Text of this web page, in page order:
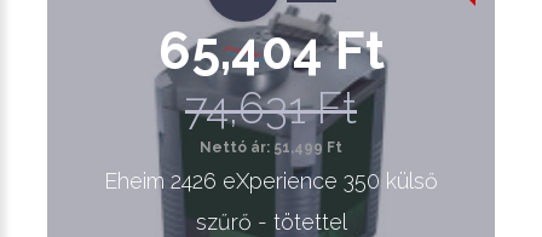
65,404 Ft
74,631 Ft
Nettó ár: 51,499 Ft
Eheim 2426 eXperience 350 külső
szűrő - tötettel